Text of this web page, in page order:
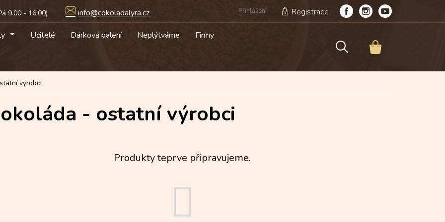
info@cokoladalyra.cz Přihlášení Registrace
NÁKUPNÍ
Učitelé Dárková balení Neplýtváme Firmy
výrobci
- ostatní výrobci
Produkty teprve připravujeme.